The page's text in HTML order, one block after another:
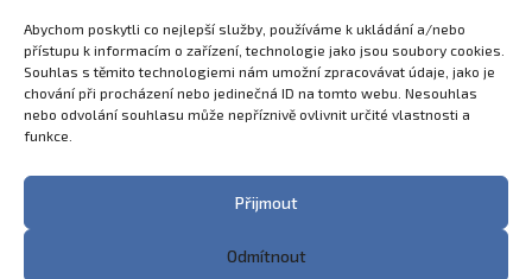
Abychom poskytli co nejlepší služby, používáme k ukládání a/nebo
přístupu k informacím o zařízení, technologie jako jsou soubory cookies.
Souhlas s těmito technologiemi nám umožní zpracovávat údaje, jako je
chování při procházení nebo jedinečná ID na tomto webu. Nesouhlas
nebo odvolání souhlasu může nepříznivě ovlivnit určité vlastnosti a
funkce.
Přijmout
Odmítnout
info@gozhorice.cz
www.zaghorice.cz
Pověřenec pro ochranu osobních údajů:
Innovation One s.r.o. IČO: 04734807 Březenecká 4808 430 04
Filip Šikola +420 775 992 451 filip.sikola@innone.cz